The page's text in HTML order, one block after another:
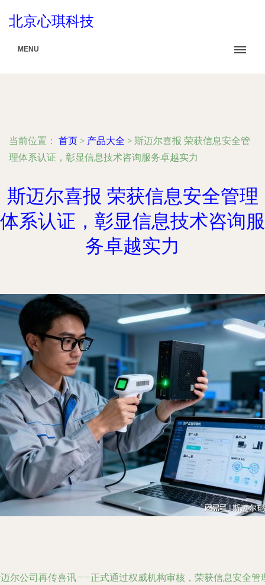
北京心琪科技
MENU
当前位置： 首页 > 产品大全 > 斯迈尔喜报 荣获信息安全管
理体系认证，彰显信息技术咨询服务卓越实力
斯迈尔喜报 荣获信息安全管理
体系认证，彰显信息技术咨询服
务卓越实力
尔公司再传喜讯——正式通过权威机构审核，荣获信息安全管